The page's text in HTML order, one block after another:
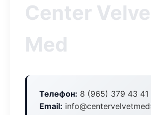
Center
Med
Телефон: 8 (965) 379 43 41
Email: